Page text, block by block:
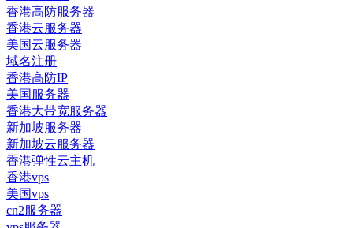
香港高防服务器
香港云服务器
美国云服务器
域名注册
香港高防IP
美国服务器
香港大带宽服务器
新加坡服务器
新加坡云服务器
香港弹性云主机
香港vps
美国vps
cn2服务器